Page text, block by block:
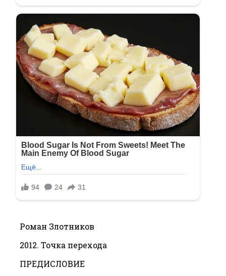
Роман Злотников
2012. Точка перехода
ПРЕДИСЛОВИЕ